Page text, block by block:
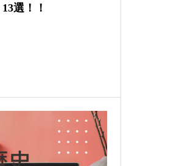
選！！